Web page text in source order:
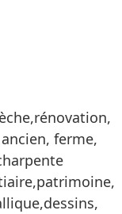
ferme,